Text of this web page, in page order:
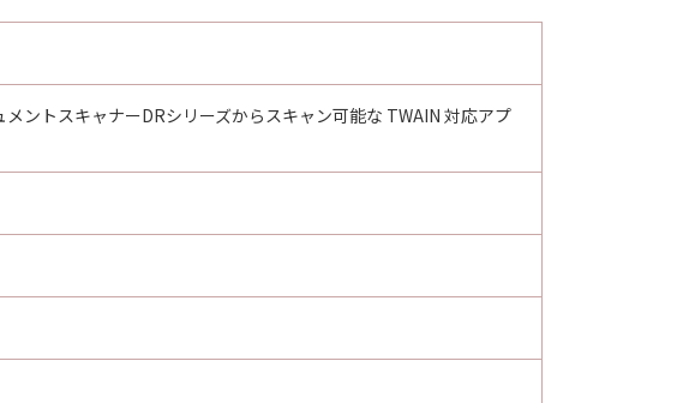
ントスキャナーDRシリーズからスキャン可能な TWAIN 対応アプ